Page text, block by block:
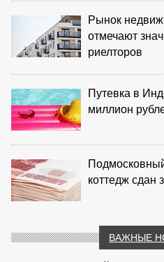
Рынок
отмечают
риелторов
Путевка в
миллион
коттедж сдан
ВАЖНЫЕ